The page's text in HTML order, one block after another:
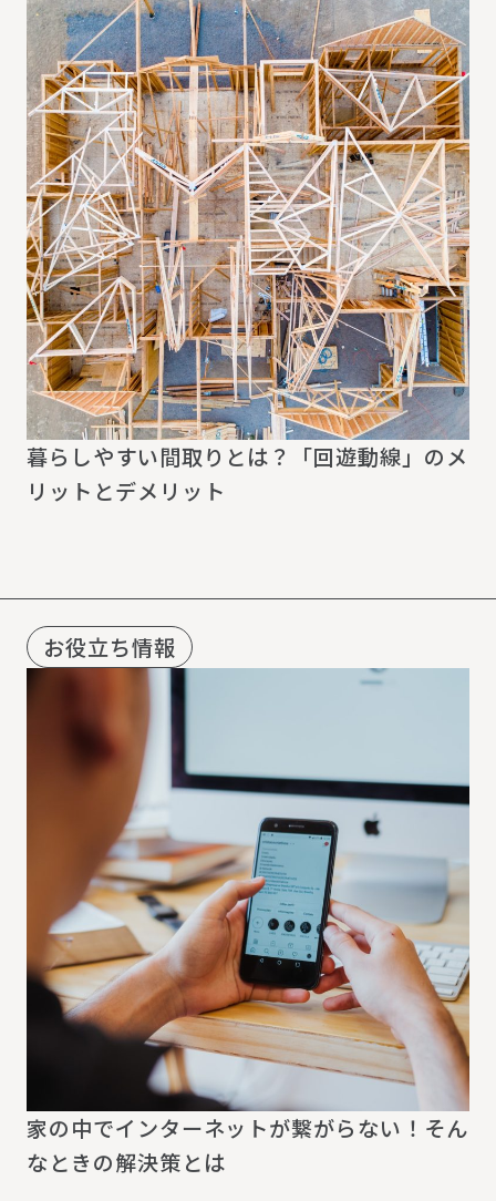
暮らしやすい間取りとは？「回遊動線」のメ
リットとデメリット
お役立ち情報
家の中でインターネットが繋がらない！そん
なときの解決策とは